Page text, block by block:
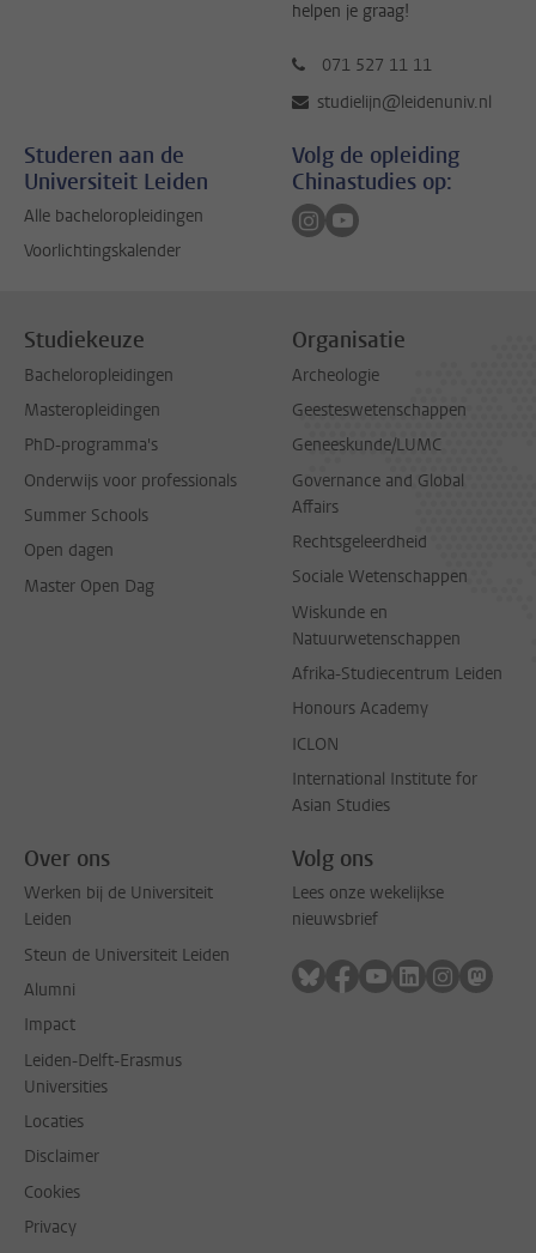
helpen je graag!
071 527 11 11
studielijn@leidenuniv.nl
Studeren aan de
Universiteit Leiden
Alle bacheloropleidingen
Voorlichtingskalender
Volg de opleiding
Chinastudies op:
Volg ons op instagram
Volg ons op youtube
Studiekeuze
Bacheloropleidingen
Masteropleidingen
PhD-programma's
Onderwijs voor professionals
Summer Schools
Open dagen
Master Open Dag
Organisatie
Archeologie
Geesteswetenschappen
Geneeskunde/LUMC
Governance and Global
Affairs
Rechtsgeleerdheid
Sociale Wetenschappen
Wiskunde en
Natuurwetenschappen
Afrika-Studiecentrum Leiden
Honours Academy
ICLON
International Institute for
Asian Studies
Over ons
Werken bij de Universiteit
Leiden
Steun de Universiteit Leiden
Alumni
Impact
Leiden-Delft-Erasmus
Universities
Locaties
Disclaimer
Cookies
Privacy
Volg ons
Lees onze wekelijkse
nieuwsbrief
Volg ons op bluesky
Volg ons op facebook
Volg ons op
Volg ons op
Volg ons
Volg